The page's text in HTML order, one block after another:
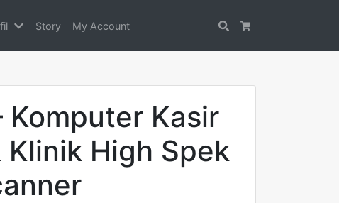
Story My Account Search
Komputer Kasir
High Spek